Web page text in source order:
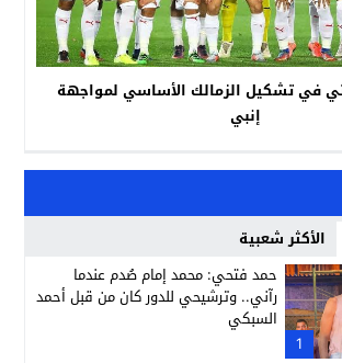
في تشكيل الزمالك الأساسي لمواجهة
إنبي
الأكثر شعبية
1
حمد فتحي: محمد إمام صُدم عندما
رآني.. وترشيحي للدور كان من قبل أحمد
السبكي